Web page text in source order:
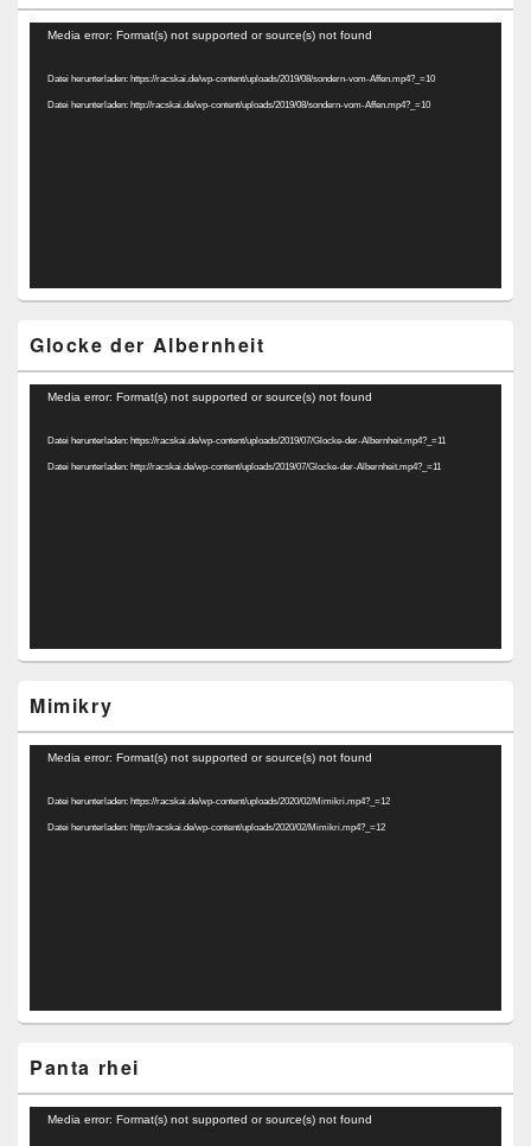
Video-
Media error: Format(s) not supported or source(s) not found
Datei herunterladen: https://racskai.de/wp-content/uploads/2019/08/sondern-vom-Affen.mp4?_=10
Datei herunterladen: http://racskai.de/wp-content/uploads/2019/08/sondern-vom-Affen.mp4?_=10
Glocke der Albernheit
Video-
Media error: Format(s) not supported or source(s) not found
Datei herunterladen: https://racskai.de/wp-content/uploads/2019/07/Glocke-der-Albernheit.mp4?_=11
Datei herunterladen: http://racskai.de/wp-content/uploads/2019/07/Glocke-der-Albernheit.mp4?_=11
Mimikry
Video-
Media error: Format(s) not supported or source(s) not found
Datei herunterladen: https://racskai.de/wp-content/uploads/2020/02/Mimikri.mp4?_=12
Datei herunterladen: http://racskai.de/wp-content/uploads/2020/02/Mimikri.mp4?_=12
Panta rhei
Video-
Media error: Format(s) not supported or source(s) not found